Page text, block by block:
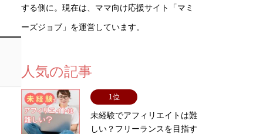
する側に。現在は、ママ向け応援サイト「マミ
ーズジョブ」を運営しています。
人気の記事
1位
未経験でアフィリエイトは難
しい？フリーランスを目指す